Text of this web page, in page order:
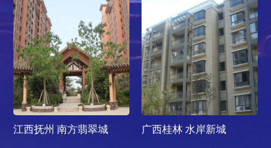
江西抚州 南方翡翠城 广西桂林 水岸新城